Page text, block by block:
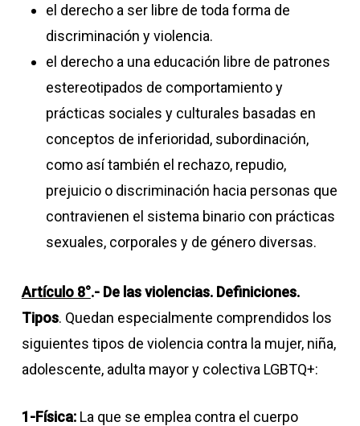
el derecho a ser libre de toda forma de
discriminación y violencia.
el derecho a una educación libre de patrones
estereotipados de comportamiento y
prácticas sociales y culturales basadas en
conceptos de inferioridad, subordinación,
como así también el rechazo, repudio,
prejuicio o discriminación hacia personas que
contravienen el sistema binario con prácticas
sexuales, corporales y de género diversas.
Artículo 8°.- De las violencias. Definiciones.
Tipos. Quedan especialmente comprendidos los
siguientes tipos de violencia contra la mujer, niña,
adolescente, adulta mayor y colectiva LGBTQ+:
1-Física: La que se emplea contra el cuerpo